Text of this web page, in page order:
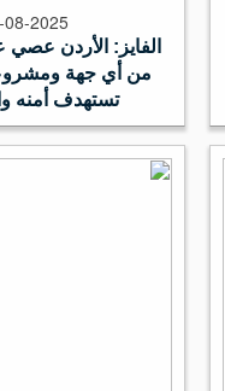
08-2025
الفايز: الأردن
من أي جهة
تستهدف أمنه